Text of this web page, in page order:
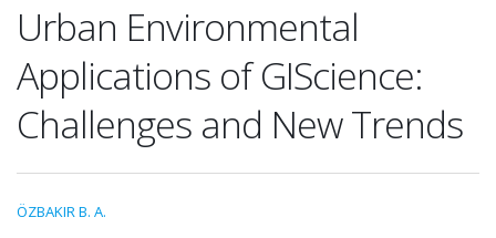
Urban Environmental
Applications of GIScience:
Challenges and New Trends
ÖZBAKIR B. A.